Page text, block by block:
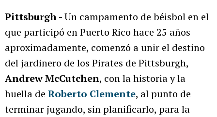
Pittsburgh -Un campamento de béisbol en el
que participó en Puerto Rico hace 25 años
aproximadamente, comenzó a unir el destino
del jardinero de los Pirates de Pittsburgh,
Andrew McCutchen, con la historia y la
huella de Roberto Clemente, al punto de
terminar jugando, sin planificarlo, para la